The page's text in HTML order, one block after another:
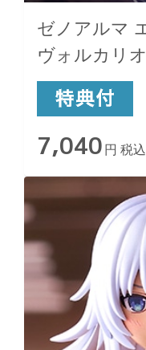
ゼノアルマ
ヴォルカリ
7,040 円 税込